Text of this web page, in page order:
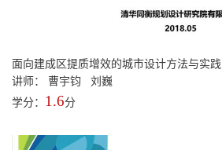
面向建成区提质增效的城市设计方法与实践
讲师： 曹宇钧 刘巍
学分： 1.6分